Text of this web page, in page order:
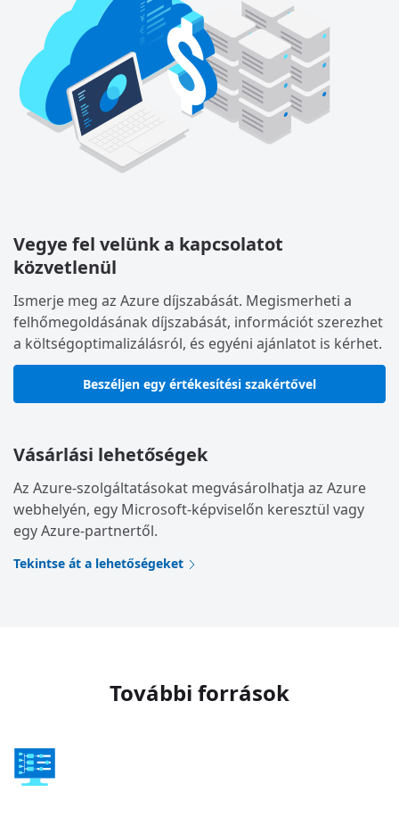
Vegye fel velünk a kapcsolatot
közvetlenül
Ismerje meg az Azure díjszabását. Megismerheti a
felhőmegoldásának díjszabását, információt szerezhet
a költségoptimalizálásról, és egyéni ajánlatot is kérhet.
Beszéljen egy értékesítési szakértővel
Vásárlási lehetőségek
Az Azure-szolgáltatásokat megvásárolhatja az Azure
webhelyén, egy Microsoft-képviselőn keresztül vagy
egy Azure-partnertől.
Tekintse át a lehetőségeket
További források